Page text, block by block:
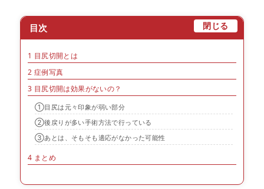
目次 [ 閉じる ]
1 目尻切開とは
2 症例写真
3 目尻切開は効果がないの？
①目尻は元々印象が弱い部分
②後戻りが多い手術方法で行っている
③あとは、そもそも適応がなかった可能性
4 まとめ